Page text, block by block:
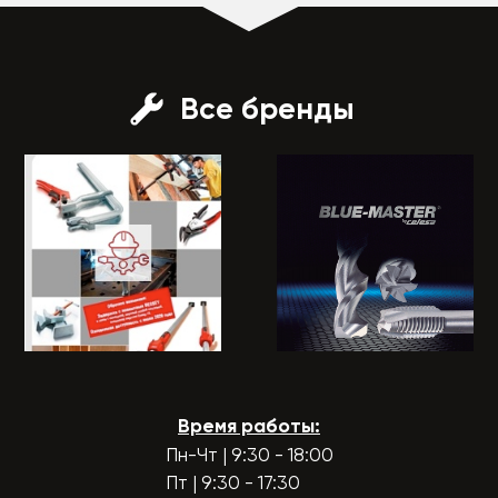
Все бренды
Время работы:
Пн-Чт | 9:30 - 18:00
Пт | 9:30 - 17:30